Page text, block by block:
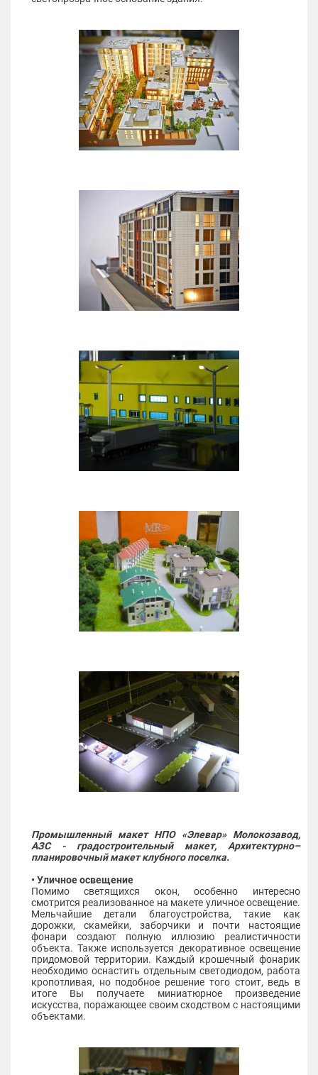
Промышленный макет НПО «Элевар» Молокозавод,
АЗС - градостроительный макет, Архитектурно–
планировочный макет клубного поселка.
• Уличное освещение
Помимо светящихся окон, особенно интересно
смотрится реализованное на макете уличное освещение.
Мельчайшие детали благоустройства, такие как
дорожки, скамейки, заборчики и почти настоящие
фонари создают полную иллюзию реалистичности
объекта. Также используется декоративное освещение
придомовой территории. Каждый крошечный фонарик
необходимо оснастить отдельным светодиодом, работа
кропотливая, но подобное решение того стоит, ведь в
итоге Вы получаете миниатюрное произведение
искусства, поражающее своим сходством с настоящими
объектами.